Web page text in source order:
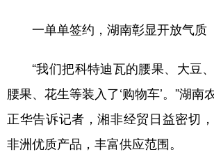
公益 一带一路 亚太网
文化产业
地方频道
一单单签约，湖南彰显开放气质
“我们把科特迪瓦的腰果、大豆
腰果、花生等装入了‘购物车’。”湖南
正华告诉记者，湘非经贸日益密切
非洲优质产品，丰富供应范围。